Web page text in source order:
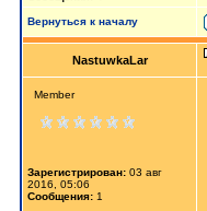
Вернуться к началу
NastuwkaLar
Member
Зарегистрирован: 03 авг
2016, 05:06
Сообщения: 1